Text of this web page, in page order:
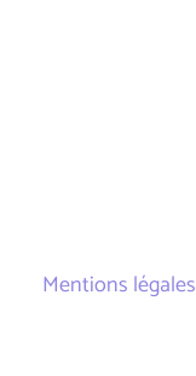
Mentions légales